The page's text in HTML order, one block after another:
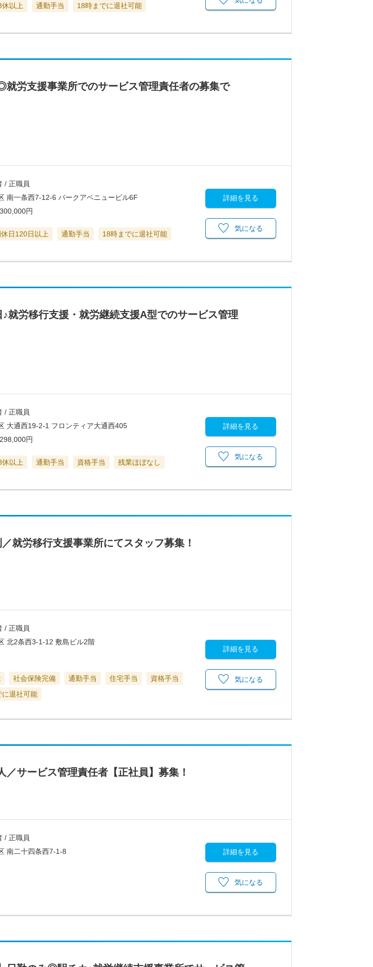
以上 通勤手当 18時までに退社可能
就労支援事業所でのサービス管理責任者の募集で
/ 正職員
南一条西7-12-6 パークアベニュービル6F
300,000円
日120日以上 通勤手当 18時までに退社可能
詳細を見る
気になる
就労移行支援・就労継続支援A型でのサービス管理
/ 正職員
大通西19-2-1 フロンティア大通西405
298,000円
以上 通勤手当 資格手当 残業ほぼなし
詳細を見る
気になる
就労移行支援事業所にてスタッフ募集！
/ 正職員
北2条西3-1-12 敷島ビル2階
社会保険完備 通勤手当 住宅手当
資格手当
に退社可能
詳細を見る
気になる
サービス管理責任者【正社員】募集！
/ 正職員
南二十四条西7-1-8
詳細を見る
気になる